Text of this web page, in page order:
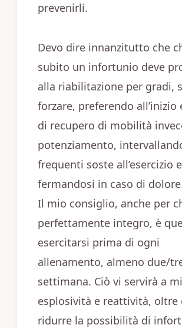
prevenirli.
Devo dire innanzitutto che
subito un infortunio deve
alla riabilitazione per gradi,
forzare, preferendo all’inizio
di recupero di mobilità
potenziamento,
frequenti soste all’esercizio e
fermandosi in caso di
Il mio consiglio, anche per
perfettamente integro, è
esercitarsi prima di ogni
allenamento, almeno due/
settimana. Ciò vi servirà a
esplosività e reattività, oltre
ridurre la possibilità di